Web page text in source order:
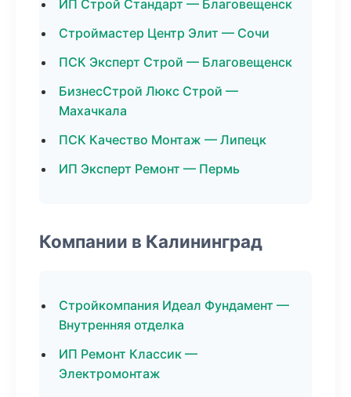
ИП Строй Стандарт — Благовещенск
Строймастер Центр Элит — Сочи
ПСК Эксперт Строй — Благовещенск
БизнесСтрой Люкс Строй —
Махачкала
ПСК Качество Монтаж — Липецк
ИП Эксперт Ремонт — Пермь
Компании в Калининград
Стройкомпания Идеал Фундамент —
Внутренняя отделка
ИП Ремонт Классик —
Электромонтаж